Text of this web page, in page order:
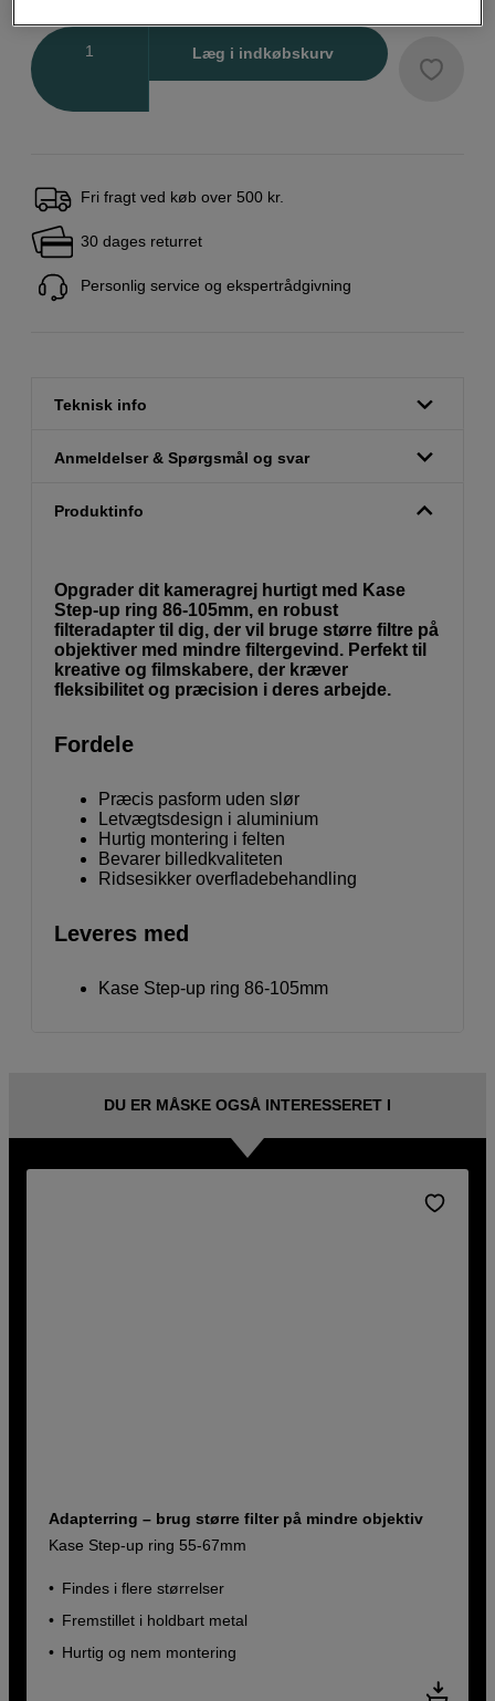
Læg i indkøbskurv
Fri fragt ved køb over 500 kr.
30 dages returret
Personlig service og ekspertrådgivning
Teknisk info
Anmeldelser & Spørgsmål og svar
Produktinfo
Opgrader dit kameragrej hurtigt med Kase
Step-up ring 86-105mm, en robust
filteradapter til dig, der vil bruge større filtre på
objektiver med mindre filtergevind. Perfekt til
kreative og filmskabere, der kræver
fleksibilitet og præcision i deres arbejde.
Fordele
Præcis pasform uden slør
Letvægtsdesign i aluminium
Hurtig montering i felten
Bevarer billedkvaliteten
Ridsesikker overfladebehandling
Leveres med
Kase Step-up ring 86-105mm
DU ER MÅSKE OGSÅ INTERESSERET I
Adapterring – brug større filter på mindre objektiv
Kase Step-up ring 55-67mm
Findes i flere størrelser
Fremstillet i holdbart metal
Hurtig og nem montering